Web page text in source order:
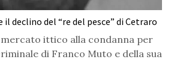
il declino del “re del pesce” di Cetraro
ittico alla condanna per
di Franco Muto e della sua